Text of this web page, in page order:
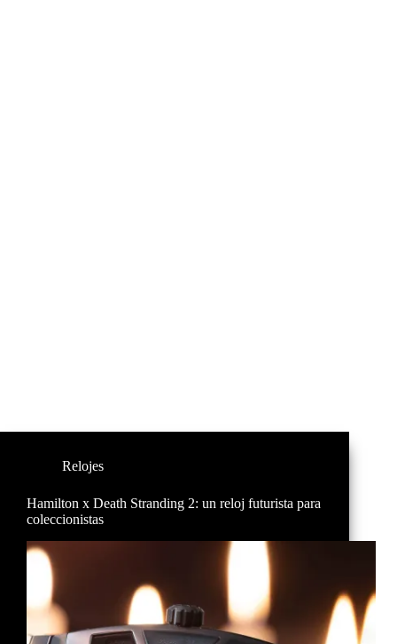
Relojes
Hamilton x Death Stranding 2: un reloj futurista para
coleccionistas